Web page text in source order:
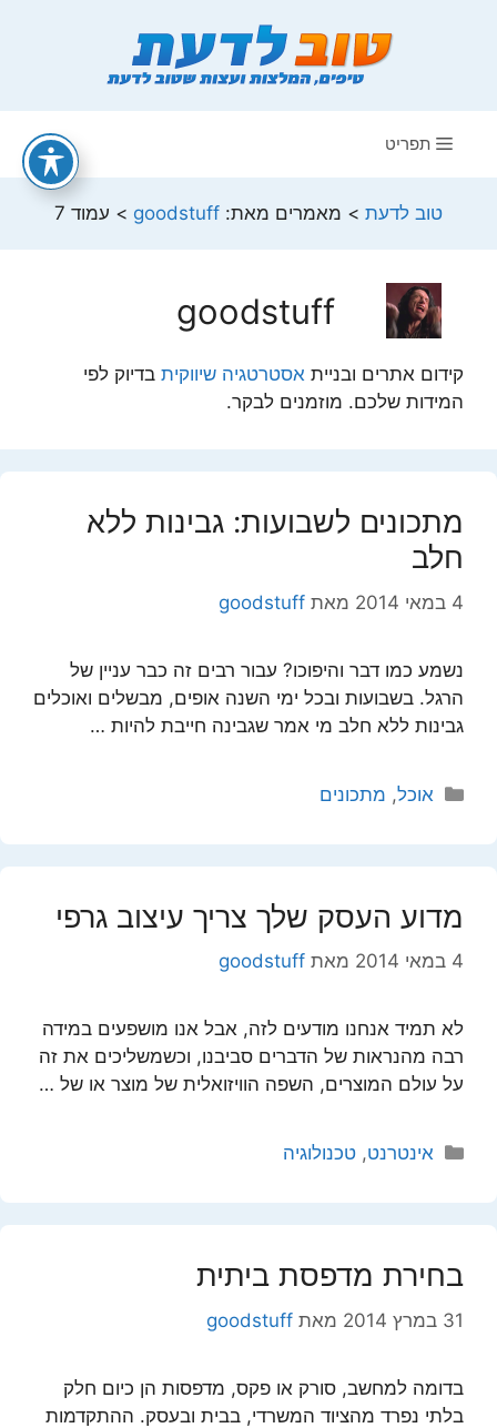
תפריט
טוב לדעת > מאמרים מאת: goodstuff
> עמוד 7
goodstuff
קידום אתרים ובניית אסטרטגיה שיווקית בדיוק לפי
המידות שלכם. מוזמנים לבקר.
מתכונים לשבועות: גבינות ללא
חלב
4 במאי 2014 מאת goodstuff
נשמע כמו דבר והיפוכו? עבור רבים זה כבר עניין של
הרגל. בשבועות ובכל ימי השנה אופים, מבשלים ואוכלים
גבינות ללא חלב מי אמר שגבינה חייבת להיות …
קטגוריות
אוכל, מתכונים
מדוע העסק שלך צריך עיצוב גרפי
4 במאי 2014 מאת goodstuff
לא תמיד אנחנו מודעים לזה, אבל אנו מושפעים במידה
רבה מהנראות של הדברים סביבנו, וכשמשליכים את זה
על עולם המוצרים, השפה הוויזואלית של מוצר או של …
קטגוריות
אינטרנט,טכנולוגיה
בחירת מדפסת ביתית
31 במרץ 2014 מאת goodstuff
בדומה למחשב, סורק או פקס, מדפסות הן כיום חלק
בלתי נפרד מהציוד המשרדי, בבית ובעסק. ההתקדמות